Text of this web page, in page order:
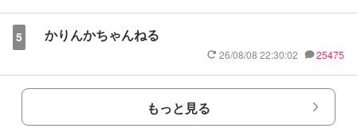
5 かりんかちゃんねる
26/08/08 22:30:02 25475
もっと見る